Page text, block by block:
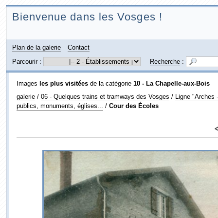
Bienvenue dans les Vosges !
Plan de la galerie
Contact
Parcourir :
Recherche:
Images les plus visitéesde la catégorie 10 - La Chapelle-aux-Bois
galerie/ 06 - Quelques trains et tramways des Vosges / Ligne "Arches
publics, monuments, églises... / Cour des Écoles